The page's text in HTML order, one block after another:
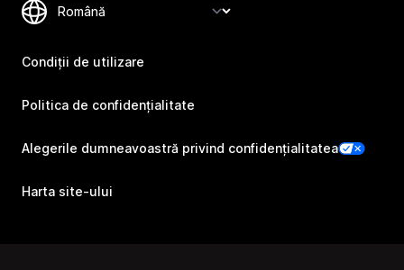
Condiții de utilizare
Politica de confidențialitate
Alegerile dumneavoastră privind confidențialitatea
Harta site-ului